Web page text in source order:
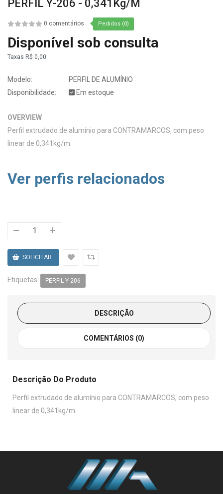
PERFIL Y-206 - 0,341Kg/m
0 comentários Pedidos (0)
Disponível sob consulta
Taxas R$ 0,00
Modelo:
PERFIL DE ALUMÍNIO
Disponibilidade:
Em estoque
OVERVIEW
Perfil extrudado de alumínio para CONTRAMARCOS, com peso
linear de 0,341kg/m.
Ver perfis relacionados
Etiquetas: PERFIL Y-206
DESCRIÇÃO
COMENTÁRIOS (0)
Descrição Do Produto
Perfil extrudado de alumínio para CONTRAMARCOS, com peso
linear de 0,341kg/m.